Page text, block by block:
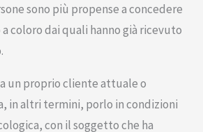
sono più propense a concedere
coloro dai quali hanno già ricevuto
un proprio cliente attuale o
in altri termini, porlo in condizioni
con il soggetto che ha